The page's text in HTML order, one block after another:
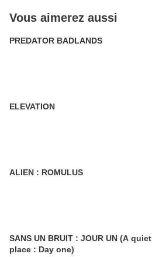
Vous aimerez aussi
PREDATOR BADLANDS
ELEVATION
ALIEN : ROMULUS
SANS UN BRUIT : JOUR UN (A quiet
place : Day one)